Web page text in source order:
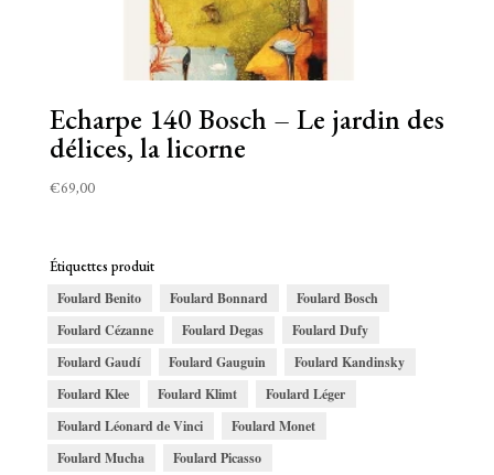
Echarpe 140 Bosch – Le jardin des
délices, la licorne
€69,00
Étiquettes produit
Foulard Benito
Foulard Bonnard
Foulard Bosch
Foulard Cézanne
Foulard Degas
Foulard Dufy
Foulard Gaudí
Foulard Gauguin
Foulard Kandinsky
Foulard Klee
Foulard Klimt
Foulard Léger
Foulard Léonard de Vinci
Foulard Monet
Foulard Mucha
Foulard Picasso